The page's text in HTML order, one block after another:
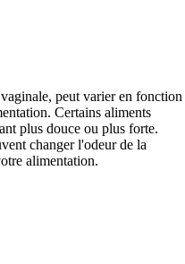
peut varier en fonction
Certains aliments
plus douce ou plus forte.
changer l'odeur de la
alimentation.